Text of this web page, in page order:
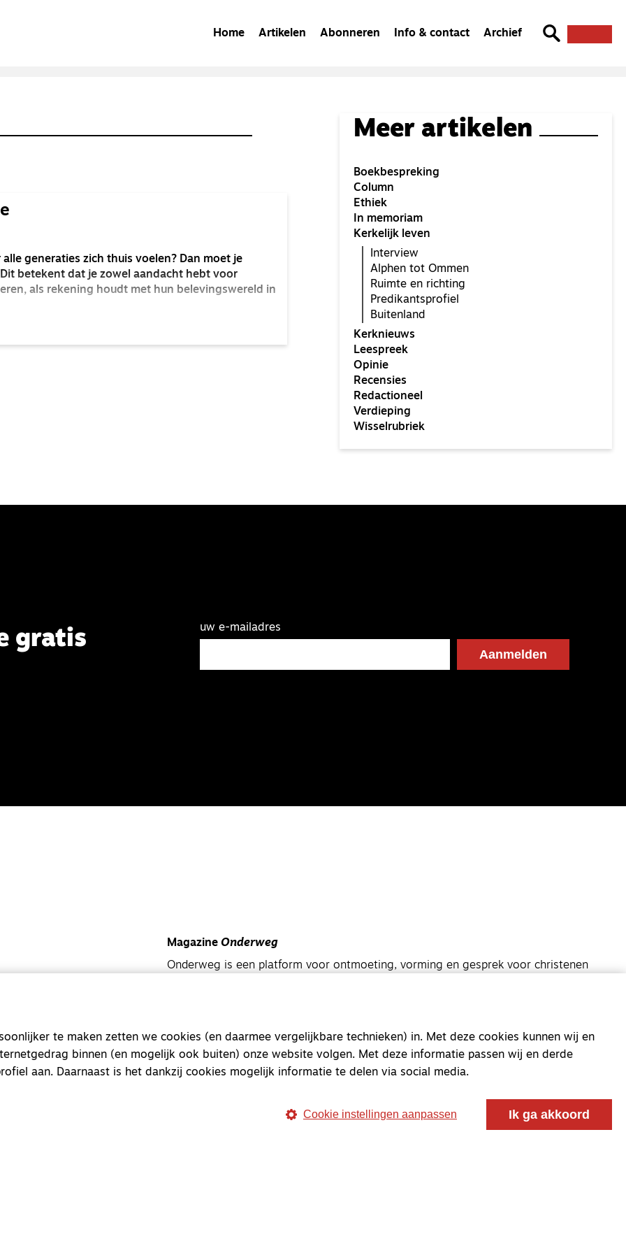
Home Artikelen Abonneren Info & contact Archief
generaties zich thuis voelen? Dan moet je
betekent dat je zowel aandacht hebt voor
als rekening houdt met hun belevingswereld in
Meer artikelen
Boekbespreking
Column
Ethiek
In memoriam
Kerkelijk leven
Interview
Alphen tot Ommen
Ruimte en richting
Predikantsprofiel
Buitenland
Kerknieuws
Leespreek
Opinie
Recensies
Redactioneel
Verdieping
Wisselrubriek
gratis
uw e-mailadres
Magazine Onderweg
Onderweg is een platform voor ontmoeting, vorming en gesprek voor christenen
Kvk-nummer 33277063
NL46 INGB 0117 5827 86
te maken zetten we cookies (en daarmee vergelijkbare technieken) in. Met deze cookies kunnen wij en
binnen (en mogelijk ook buiten) onze website volgen. Met deze informatie passen wij en derde
aan. Daarnaast is het dankzij cookies mogelijk informatie te delen via social media.
Cookie instellingen aanpassen Ik ga akkoord